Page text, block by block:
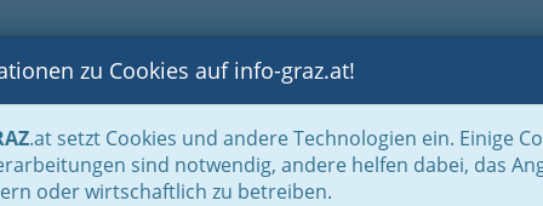
BLOGS FOTOS GASTRONOMIE BRANCHEN
zu Cookies auf info-graz.at!
.at setzt Cookies und andere Technologien ein. Einige
sind notwendig, andere helfen dabei, das
oder wirtschaftlich zu betreiben.